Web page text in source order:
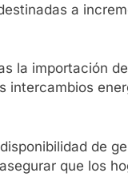
a
la importación
intercambios
de
que los